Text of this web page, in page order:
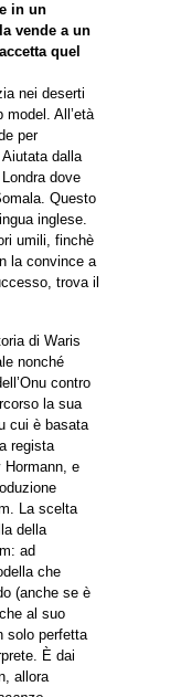
in un
vende a un
quel
nei deserti
All’età
per
dalla
dove
Questo
inglese.
umili, finchè
la convince a
trova il
di Waris
nonché
contro
la sua
cui è basata
regista
Hormann, e
La scelta
della
ad
che
(anche se è
al suo
solo perfetta
È dai
allora